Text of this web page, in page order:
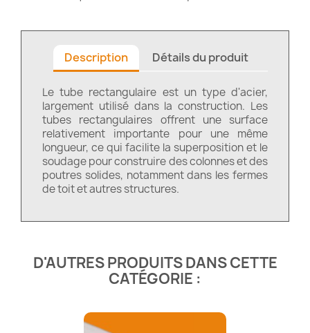
Description Détails du produit
Le tube rectangulaire est un type d'acier,
largement utilisé dans la construction. Les
tubes rectangulaires offrent une surface
relativement importante pour une même
longueur, ce qui facilite la superposition et le
soudage pour construire des colonnes et des
poutres solides, notamment dans les fermes
de toit et autres structures.
D'AUTRES PRODUITS DANS CETTE
CATÉGORIE :